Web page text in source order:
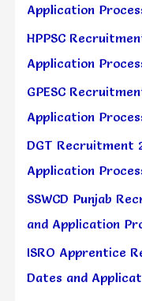
Application
HPPSC
Application
GPESC
Application
DGT Recruitment
Application
SSWCD Punjab
and Application
ISRO Apprentice
Dates and